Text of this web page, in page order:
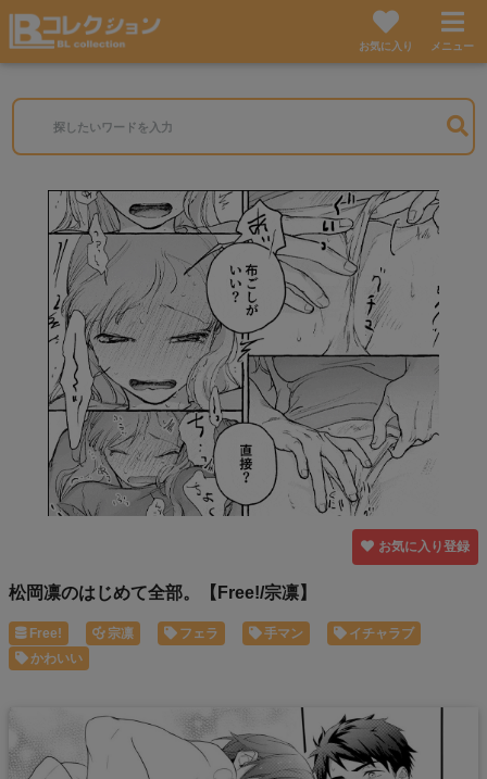
お気に入り メニュー
お気に入り登録
松岡凛のはじめて全部。【Free!/宗凛】
Free! 宗凛 フェラ 手マン
イチャラブ
かわいい